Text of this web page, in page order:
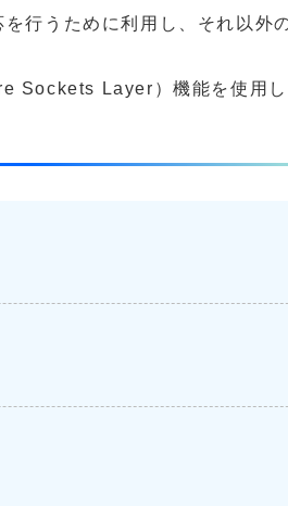
行うために利用し、それ以外
Sockets Layer）機能を使用し